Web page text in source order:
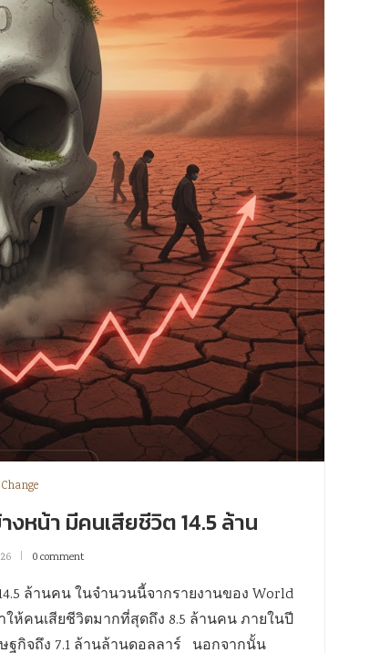
งหน้า มีคนเสียชีวิต 14.5 ล้าน
0 comment
ล้านคน ในจำนวนนี้จากรายงานของ World
ห้คนเสียชีวิตมากที่สุดถึง 8.5 ล้านคน ภายในปี
ฐกิจถึง 7.1 ล้านล้านดอลลาร์ นอกจากนั้น